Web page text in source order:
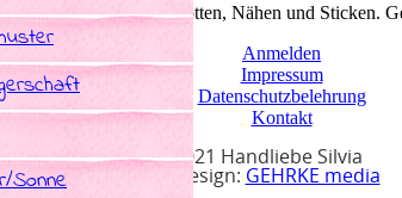
Sonne
Schnittmuster zum plotten, Nähen und Sticken.
Anmelden
Impressum
Datenschutzbelehrung
Kontakt
© 2021 Handliebe Silvia
Webdesign: GEHRKE media